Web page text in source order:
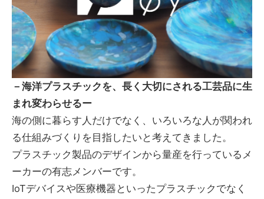
－海洋プラスチックを、長く大切にされる工芸品に生
まれ変わらせるー
海の側に暮らす人だけでなく、いろいろな人が関われ
る仕組みづくりを目指したいと考えてきました。
プラスチック製品のデザインから量産を行っているメ
ーカーの有志メンバーです。
IoTデバイスや医療機器といったプラスチックでなく